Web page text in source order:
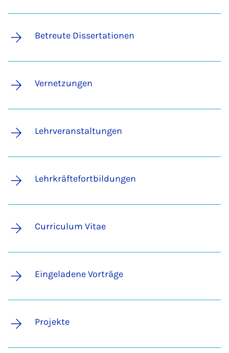
Betreute Dissertationen
Vernetzungen
Lehrveranstaltungen
Lehrkräftefortbildungen
Curriculum Vitae
Eingeladene Vorträge
Projekte